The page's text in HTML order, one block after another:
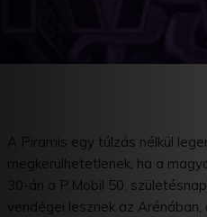
A Piramis egy túlzás nélkül
megkerülhetetlenek, ha a
30-án a P.Mobil 50.
vendégei lesznek az